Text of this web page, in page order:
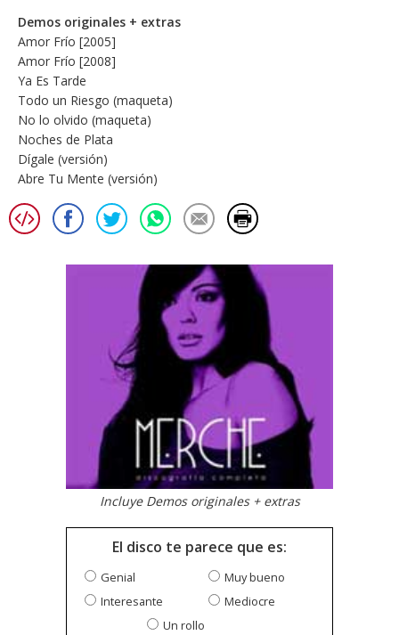
Demos originales + extras
Amor Frío [2005]
Amor Frío [2008]
Ya Es Tarde
Todo un Riesgo (maqueta)
No lo olvido (maqueta)
Noches de Plata
Dígale (versión)
Abre Tu Mente (versión)
Incluye Demos originales + extras
El disco te parece que es:
Genial
Muy bueno
Interesante
Mediocre
Un rollo